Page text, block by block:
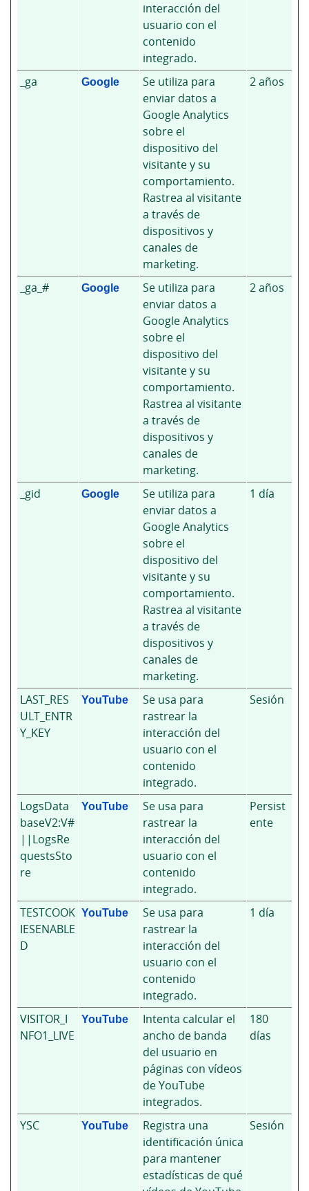
interacción del
usuario con el
contenido
integrado.
_ga Google
Se utiliza para
enviar datos a
Google Analytics
sobre el
dispositivo del
visitante y su
comportamiento.
Rastrea al visitante
a través de
dispositivos y
canales de
marketing.
2 años
_ga_# Google
Se utiliza para
enviar datos a
Google Analytics
sobre el
dispositivo del
visitante y su
comportamiento.
Rastrea al visitante
a través de
dispositivos y
canales de
marketing.
2 años
_gid Google
Se utiliza para
enviar datos a
Google Analytics
sobre el
dispositivo del
visitante y su
comportamiento.
Rastrea al visitante
a través de
dispositivos y
canales de
marketing.
1 día
LAST_RES
ULT_ENTR
Y_KEY
YouTube
Se usa para
rastrear la
interacción del
usuario con el
contenido
integrado.
Sesión
LogsData
baseV2:V#
||LogsRe
questsSto
re
YouTube
Se usa para
rastrear la
interacción del
usuario con el
contenido
integrado.
Persist
ente
TESTCOOK
IESENABLE
D
YouTube
Se usa para
rastrear la
interacción del
usuario con el
contenido
integrado.
1 día
VISITOR_I
NFO1_LIVE
YouTube
Intenta calcular el
ancho de banda
del usuario en
páginas con vídeos
de YouTube
integrados.
180
días
YSC YouTube
Registra una
identificación única
para mantener
estadísticas de qué
Sesión